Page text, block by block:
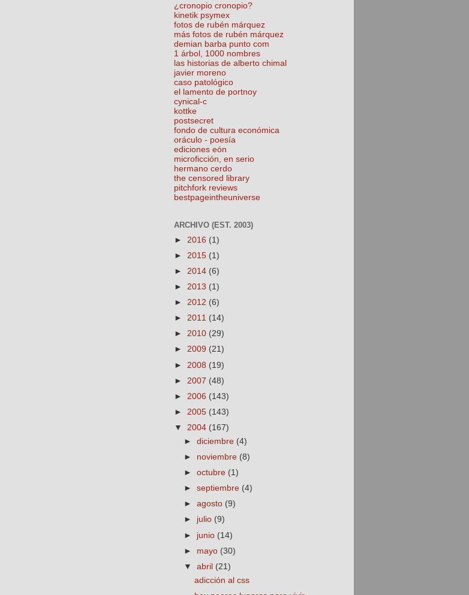
¿cronopio cronopio?
kinetik psymex
fotos de rubén márquez
más fotos de rubén márquez
demian barba punto com
1 árbol, 1000 nombres
las historias de alberto chimal
javier moreno
caso patológico
el lamento de portnoy
cynical-c
kottke
postsecret
fondo de cultura económica
oráculo - poesía
ediciones eón
microficción, en serio
hermano cerdo
the censored library
pitchfork reviews
bestpageintheuniverse
ARCHIVO (EST. 2003)
► 2016 (1)
► 2015 (1)
► 2014 (6)
► 2013 (1)
► 2012 (6)
► 2011 (14)
► 2010 (29)
► 2009 (21)
► 2008 (19)
► 2007 (48)
► 2006 (143)
► 2005 (143)
▼ 2004 (167)
►diciembre (4)
► noviembre (8)
►octubre (1)
►septiembre (4)
►agosto (9)
► julio (9)
► junio (14)
► mayo (30)
▼abril (21)
adicción al css